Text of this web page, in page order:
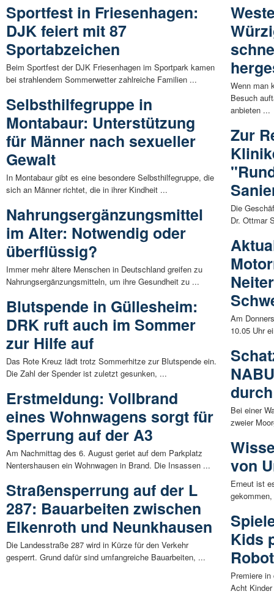
Sportfest in Friesenhagen:
DJK feiert mit 87
Sportabzeichen
Beim Sportfest der DJK Friesenhagen im Sportpark kamen
bei strahlendem Sommerwetter zahlreiche Familien ...
Selbsthilfegruppe in
Montabaur: Unterstützung
für Männer nach sexueller
Gewalt
In Montabaur gibt es eine besondere Selbsthilfegruppe, die
sich an Männer richtet, die in ihrer Kindheit ...
Nahrungsergänzungsmittel
im Alter: Notwendig oder
überflüssig?
Immer mehr ältere Menschen in Deutschland greifen zu
Nahrungsergänzungsmitteln, um ihre Gesundheit zu ...
Blutspende in Güllesheim:
DRK ruft auch im Sommer
zur Hilfe auf
Das Rote Kreuz lädt trotz Sommerhitze zur Blutspende ein.
Die Zahl der Spender ist zuletzt gesunken, ...
Erstmeldung: Vollbrand
eines Wohnwagens sorgt für
Sperrung auf der A3
Am Nachmittag des 6. August geriet auf dem Parkplatz
Nentershausen ein Wohnwagen in Brand. Die Insassen ...
Straßensperrung auf der L
287: Bauarbeiten zwischen
Elkenroth und Neunkhausen
Die Landesstraße 287 wird in Kürze für den Verkehr
gesperrt. Grund dafür sind umfangreiche Bauarbeiten, ...
Wenn man
Besuch
anbieten ...
Zur
Die
Dr. Ottmar
Am
10.05 Uhr
Bei einer
zweier
von
Erneut ist
Kids
Premiere
Acht